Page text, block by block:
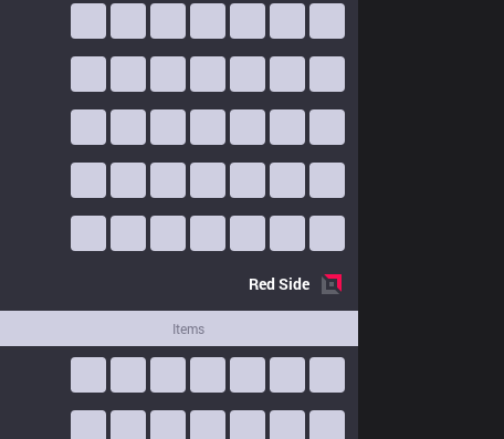
RedSide
Items